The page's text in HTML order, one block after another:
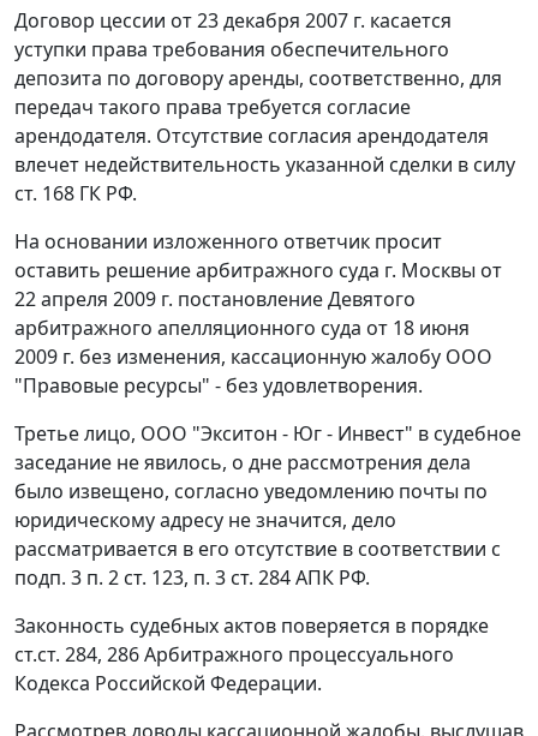
Договор цессии от 23 декабря 2007 г. касается
уступки права требования обеспечительного
депозита по договору аренды, соответственно, для
передач такого права требуется согласие
арендодателя. Отсутствие согласия арендодателя
влечет недействительность указанной сделки в силу
ст. 168 ГК РФ.
На основании изложенного ответчик просит
оставить решение арбитражного суда г. Москвы от
22 апреля 2009 г. постановление Девятого
арбитражного апелляционного суда от 18 июня
2009 г. без изменения, кассационную жалобу ООО
"Правовые ресурсы" - без удовлетворения.
Третье лицо, ООО "Экситон - Юг - Инвест" в судебное
заседание не явилось, о дне рассмотрения дела
было извещено, согласно уведомлению почты по
юридическому адресу не значится, дело
рассматривается в его отсутствие в соответствии с
подп. 3 п. 2 ст. 123, п. 3 ст. 284АПК РФ.
Законность судебных актов поверяется в порядке
ст.ст. 284, 286Арбитражного процессуального
Кодекса Российской Федерации.